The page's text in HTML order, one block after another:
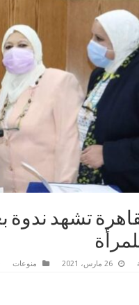
تشهد ندوة
26 مارس، 2021 منوعات